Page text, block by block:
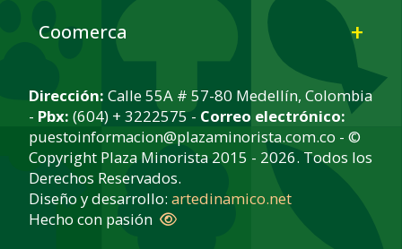
Coomerca
Dirección: Calle 55A # 57-80 Medellín, Colombia
- Pbx: (604) + 3222575 - Correo electrónico:
puestoinformacion@plazaminorista.com.co - ©
Copyright Plaza Minorista 2015 - 2026. Todos los
Derechos Reservados.
Diseño y desarrollo:artedinamico.net
Hecho con pasión